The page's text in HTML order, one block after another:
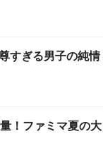
すぎる男子の純情
！ファミマ夏の大